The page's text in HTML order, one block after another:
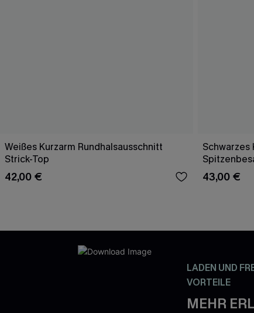
Weißes Kurzarm Rundhalsausschnitt
Strick-Top
42,00 €
Schwarzes
43,00 €
LADEN UND
VORTEILE
MEHR